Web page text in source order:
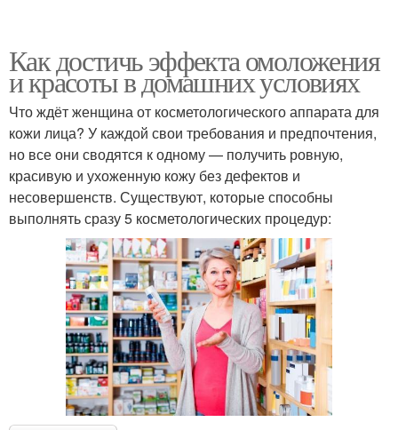
Как достичь эффекта омоложения
и красоты в домашних условиях
Что ждёт женщина от косметологического аппарата для
кожи лица? У каждой свои требования и предпочтения,
но все они сводятся к одному — получить ровную,
красивую и ухоженную кожу без дефектов и
несовершенств. Существуют, которые способны
выполнять сразу 5 косметологических процедур: